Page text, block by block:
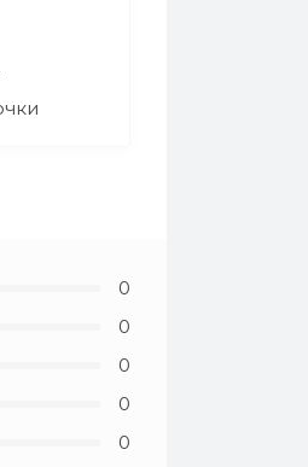
0
0
0
0
0